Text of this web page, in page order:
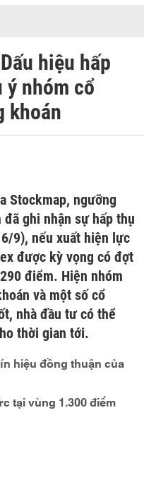
hiệu hấp
ý nhóm cổ
khoán
Stockmap, ngưỡng
ghi nhận sự hấp thụ
9), nếu xuất hiện lực
được kỳ vọng có đợt
điểm. Hiện nhóm
và một số cổ
nhà đầu tư có thể
thời gian tới.
hiệu đồng thuận của
tại vùng 1.300 điểm